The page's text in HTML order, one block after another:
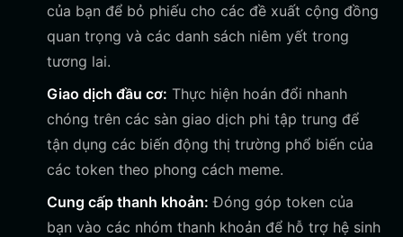
của bạn để bỏ phiếu cho các đề xuất cộng đồng
quan trọng và các danh sách niêm yết trong
tương lai.
Giao dịch đầu cơ: Thực hiện hoán đổi nhanh
chóng trên các sàn giao dịch phi tập trung để
tận dụng các biến động thị trường phổ biến của
các token theo phong cách meme.
Cung cấp thanh khoản: Đóng góp token của
bạn vào các nhóm thanh khoản để hỗ trợ hệ sinh